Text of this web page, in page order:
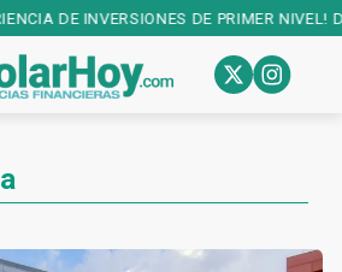
PRIMER NIVEL! DESCARGALA EN: PLAY